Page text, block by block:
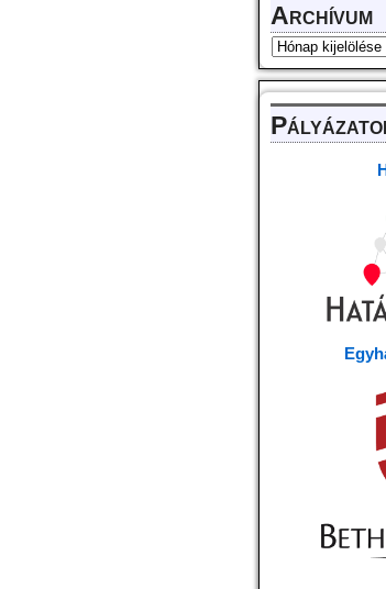
Archívum